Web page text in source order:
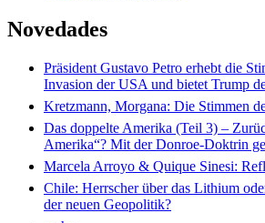
Novedades
Präsident Gustavo Petro erhebt die
Invasion der USA und bietet Trump
Kretzmann, Morgana: Die Stimmen
Das doppelte Amerika (Teil 3) –
Amerika“? Mit der Donroe-Doktrin
Marcela Arroyo & Quique Sinesi:
Chile: Herrscher über das Lithium
der neuen Geopolitik?